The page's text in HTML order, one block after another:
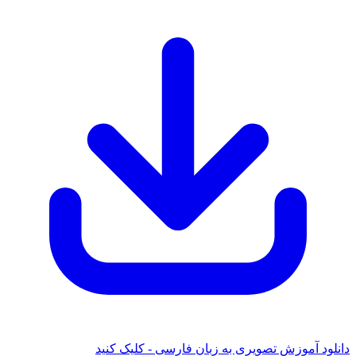
آموزش تصویری به زبان فارسی - کلیک کنید